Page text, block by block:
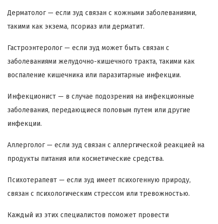
Дерматолог — если зуд связан с кожными заболеваниями,
такими как экзема, псориаз или дерматит.
Гастроэнтеролог — если зуд может быть связан с
заболеваниями желудочно-кишечного тракта, такими как
воспаление кишечника или паразитарные инфекции.
Инфекционист — в случае подозрения на инфекционные
заболевания, передающиеся половым путем или другие
инфекции.
Аллерголог — если зуд связан с аллергической реакцией на
продукты питания или косметические средства.
Психотерапевт — если зуд имеет психогенную природу,
связан с психологическим стрессом или тревожностью.
Каждый из этих специалистов поможет провести